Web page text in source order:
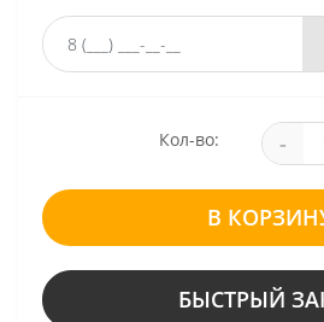
Кол-во: -
В
БЫСТРЫЙ